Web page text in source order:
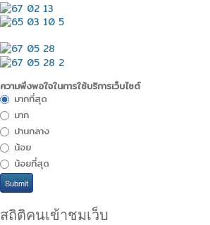
2568
ความพึงพอใจในการใช้บริการเว็บไซต์
มากที่สุด
มาก
ปานกลาง
น้อย
น้อยที่สุด
สถิติคนเข้าชมเว็บ